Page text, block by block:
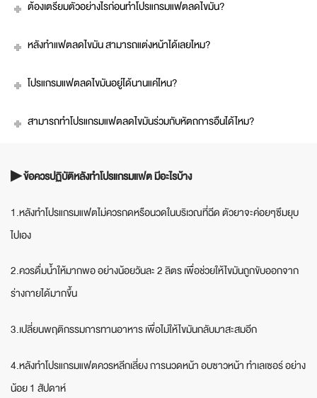
ต้องเตรียมตัวอย่างไรก่อนทำโปรแกรมแฟตลดไขมัน?
หลังทำแฟตลดไขมัน สามารถแต่งหน้าได้เลยไหม?
โปรแกรมแฟตลดไขมันอยู่ได้นานแค่ไหน?
สามารถทำโปรแกรมแฟตลดไขมันร่วมกับหัตถการอื่นได้ไหม?
▶ ข้อควรปฏิบัติหลังทำโปรแกรมแฟต มีอะไรบ้าง
1.หลังทำโปรแกรมแฟตไม่ควรกดหรือนวดในบริเวณที่ฉีด ตัวยาจะค่อยๆซึมยุบ
ไปเอง
2.ควรดื่มน้ำให้มากพอ อย่างน้อยวันละ 2 ลิตร เพื่อช่วยให้ไขมันถูกขับออกจาก
ร่างกายได้มากขึ้น
3.เปลี่ยนพฤติกรรมการทานอาหาร เพื่อไม่ให้ไขมันกลับมาสะสมอีก
4.หลังทำโปรแกรมแฟตควรหลีกเลี่ยง การนวดหน้า อบซาวหน้า ทำเลเซอร์ อย่าง
น้อย 1 สัปดาห์